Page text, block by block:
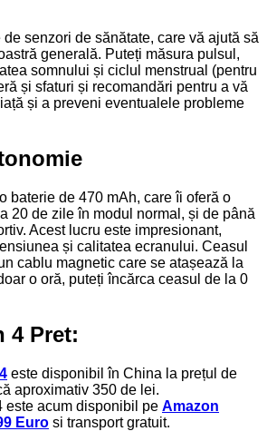
senzori de sănătate, care vă ajută să
generală. Puteți măsura pulsul,
somnului și ciclul menstrual (pentru
și sfaturi și recomandări pentru a vă
și a preveni eventualele probleme
baterie de 470 mAh, care îi oferă o
20 de zile în modul normal, și de până
Acest lucru este impresionant,
și calitatea ecranului. Ceasul
cablu magnetic care se atașează la
o oră, puteți încărca ceasul de la 0
4 Pret:
este disponibil în China la prețul de
aproximativ 350 de lei.
este acum disponibil pe Amazon
Euro si transport gratuit.